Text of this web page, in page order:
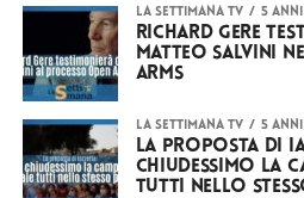
LA SETTIMANA TV 5
Richard Gere
Matteo Salvini
Arms
LA SETTIMANA TV 5
La proposta di
chiudessimo la
tutti nello